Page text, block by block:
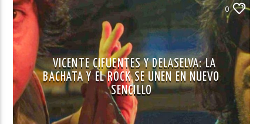
VIDEOS
0
VICENTE CIFUENTES Y DELASELVA: LA
BACHATA Y EL ROCK SE UNEN EN NUEVO
SENCILLO